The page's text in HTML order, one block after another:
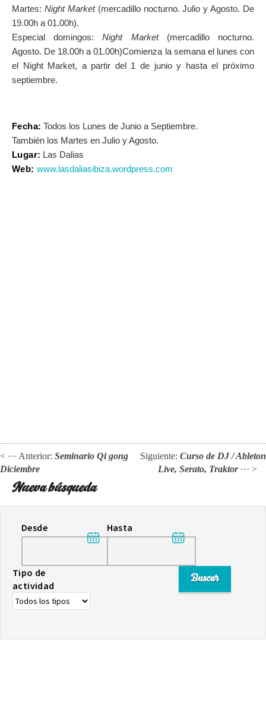
Martes: Night Market(mercadillo nocturno. Julio y Agosto. De
19.00h a 01.00h).
Especial domingos:Night Market(mercadillo nocturno.
Agosto. De 18.00h a 01.00h)Comienza la semana el lunes con
el Night Market, a partir del 1 de junio y hasta el próximo
septiembre.
Fecha: Todos los Lunes de Junio a Septiembre.
También los Martes en Julio y Agosto.
Lugar: Las Dalias
Web: www.lasdaliasibiza.wordpress.com
< ··· Anterior: Seminario Qi gong
Diciembre
Siguiente: Curso de DJ / Ableton
Live, Serato, Traktor··· >
Nueva búsqueda
Desde Hasta
Tipo de
actividad